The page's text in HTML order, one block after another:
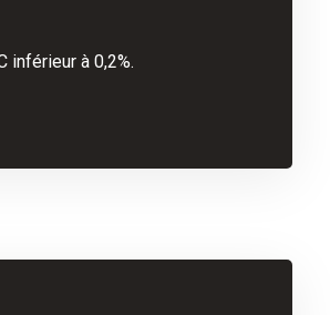
inférieur à 0,2%.